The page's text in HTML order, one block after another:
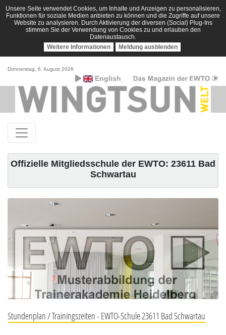
Unsere Seite verwendet Cookies, um Inhalte und Anzeigen zu personalisieren,
Funktionen für soziale Medien anbieten zu können und die Zugriffe auf unsere
Website zu analysieren. Durch Aktivierung der diversen (Social) Plug-Ins
stimmen Sie der Verwendung von Cookies zu und erlauben den
Datenaustausch.
Weitere Informationen
Meldung ausblenden
Donnerstag, 6. August 2026
English
Offizielle Mitgliedsschule der EWTO: 23611 Bad
Schwartau
Stundenplan / Trainingszeiten - EWTO-Schule 23611 Bad Schwartau